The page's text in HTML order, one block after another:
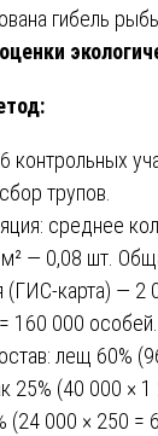
гибель
оценки
контрольных
трупов.
среднее
— 0,08 шт.
(ГИС-карта) — 2
160 000 особей.
лещ 60%
25% (40 000 ×
(24 000 × 250 =